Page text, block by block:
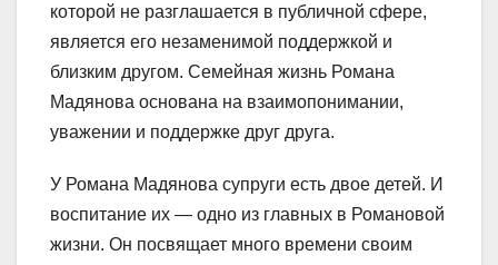
которой не разглашается в публичной сфере,
является его незаменимой поддержкой и
близким другом. Семейная жизнь Романа
Мадянова основана на взаимопонимании,
уважении и поддержке друг друга.
У Романа Мадянова супруги есть двое детей. И
воспитание их — одно из главных в Романовой
жизни. Он посвящает много времени своим